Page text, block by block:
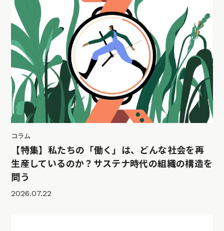
コラム
【特集】私たちの「働く」は、どんな社会を再
生産しているのか？サステナ時代の組織の構造を
問う
2026.07.22